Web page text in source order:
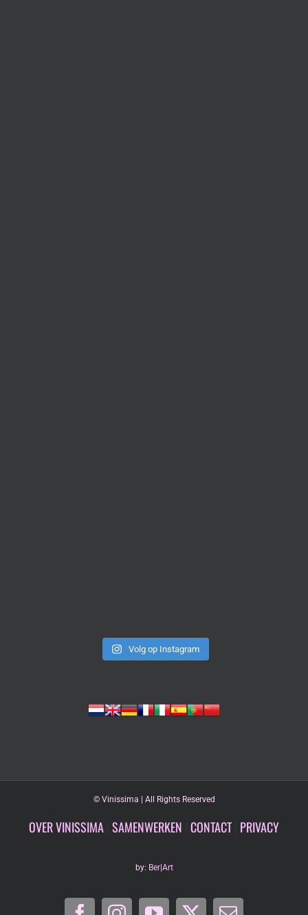
Volg op Instagram
© Vinissima | All Rights Reserved
OVER VINISSIMA SAMENWERKEN CONTACT| PRIVACY
by: Ber|Art